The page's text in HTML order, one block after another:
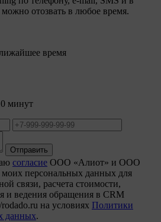
отозвать в любое время.
время
минут
Отправить
согласие ООО «Алиот» и ООО
моих персональных данных для
связи, расчета стоимости,
и ведения обращения в CRM
на условиях Политики
данных.